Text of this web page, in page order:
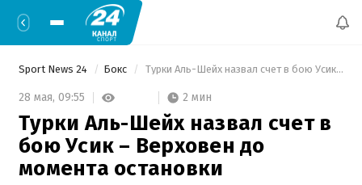
Sport News 24 Бокс Турки Аль-Шейх назвал счет в бою Усик – Верховен до момента остановки
28 мая, 09:55 2 мин
Турки Аль-Шейх назвал счет в
бою Усик – Верховен до
момента остановки